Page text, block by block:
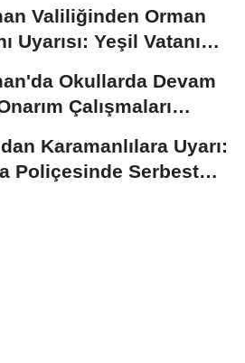
Valiliğinden Orman
Uyarısı: Yeşil Vatanı
Okullarda Devam
Çalışmaları
Karamanlılara Uyarı:
Poliçesinde Serbest